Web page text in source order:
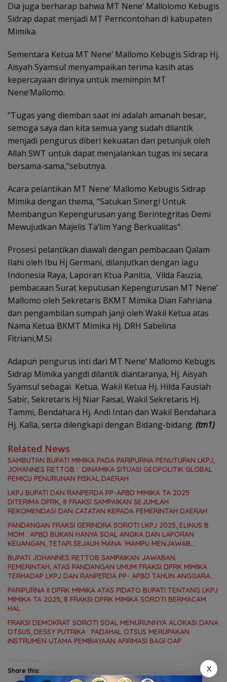
Dia juga berharap bahwa MT Nene’ Mallolomo Kebugis
Sidrap dapat menjadi MT Perncontohan di kabupaten
Mimika.
Sementara Ketua MT Nene’ Mallomo Kebugis Sidrap Hj.
Aisyah Syamsul menyampaikan terima kasih atas
kepercayaan dirinya untuk memimpin MT
Nene’Mallomo.
“Tugas yang diemban saat ini adalah amanah besar,
semoga saya dan kita semua yang sudah dilantik
menjadi pengurus diberi kekuatan dan petunjuk oleh
Allah SWT untuk dapat menjalankan tugas ini secara
bersama-sama,”sebutnya.
Acara pelantikan MT Nene’ Mallomo Kebugis Sidrap
Mimika dengan thema, “Satukan Sinergi Untuk
Membangun Kepengurusan yang Berintegritas Demi
Mewujudkan Majelis Ta’lim Yang Berkualitas”.
Prosesi pelantikan diawali dengan pembacaan Qalam
Ilahi oleh Ibu Hj Germani, dilanjutkan dengan lagu
Indonesia Raya, Laporan Ktua Panitia, Vilda Fauzia,
pembacaan Surat keputusan Kepengurusan MT Nene’
Mallomo oleh Sekretaris BKMT Mimika Dian Fahriana
dan pengambilan sumpah janji oleh Wakil Ketua atas
Nama Ketua BKMT Mimika Hj. DRH Sabelina
Fitriani,M.Si
Adapun pengurus inti dari MT Nene’ Mallomo Kebugis
Sidrap Mimika yangdi dilantik diantaranya, Hj. Aisyah
Syamsul sebagai Ketua, Wakil Ketua Hj. Hilda Fausiah
Sabir, Sekretaris Hj Niar Faisal, Wakil Sekretaris Hj.
Tammi, Bendahara Hj. Andi Intan dan Wakil Bendahara
Hj. Kalla, serta dilengkapi dengan Bidang-bidang. (tm1)
Related News
SAMBUTAN BUPATI MIMIKA PADA PARIPURNA PENUTUPAN LKPJ,
JOHANNES RETTOB : DINAMIKA SITUASI GEOPOLITIK GLOBAL
PEMICU PENURUNAN FISKAL DAERAH
LKPJ BUPATI DAN RANPERDA PP-APBD MIMIKA TA 2025
DITERIMA DPRK, 8 FRAKSI SAMPAIKAN SEJUMLAH
REKOMENDASI DAN CATATAN KEPADA PEMERINTAH DAERAH
PANDANGAN FRAKSI GERINDRA SOROTI LKPJ 2025, ELINUS B
MOM : APBD BUKAN HANYA SOAL ANGKA DAN LAPORAN
KEUANGAN, TETAPI SEJAUH MANA MAMPU MENJAWAB
BUPATI JOHANNES RETTOB SAMPAIKAN JAWABAN
PEMERINTAH, ATAS PANDANGAN UMUM FRAKSI DPRK MIMIKA
TERHADAP LKPJ DAN RANPERDA PP- APBD TAHUN ANGGARAN
PARIPURNA II DPRK MIMIKA ATAS PIDATO BUPATI TENTANG LKPJ
MIMIKA TA 2025, 8 FRAKSI DPRK MIMIKA SOROTI BERMACAM
HAL
FRAKSI DEMOKRAT SOROTI SOAL MENURUNNYA ALOKASI DANA
OTSUS, DESSY PUTRIKA : PADAHAL OTSUS MERUPAKAN
INSTRUMEN UTAMA PEMBIAYAAN AFIRMASI BAGI OAP
Share this: X